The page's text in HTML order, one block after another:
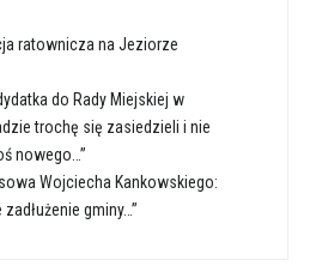
ratownicza na Jeziorze
do Rady Miejskiej w
trochę się zasiedzieli i nie
nowego…”
Wojciecha Kankowskiego:
gminy…”